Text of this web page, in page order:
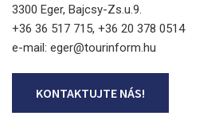
3300 Eger, Bajcsy-Zs.u.9.
+36 36 517 715, +36 20 378 0514
e-mail: eger@tourinform.hu
KONTAKTUJTE NÁS!